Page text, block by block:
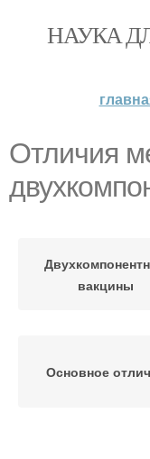
НАУКА
Отличия
вакцины
Основное